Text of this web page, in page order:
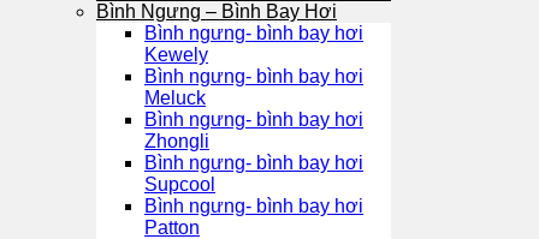
Bình Ngưng – Bình Bay Hơi
Bình ngưng- bình bay hơi
Kewely
Bình ngưng- bình bay hơi
Meluck
Bình ngưng- bình bay hơi
Zhongli
Bình ngưng- bình bay hơi
Supcool
Bình ngưng- bình bay hơi
Patton